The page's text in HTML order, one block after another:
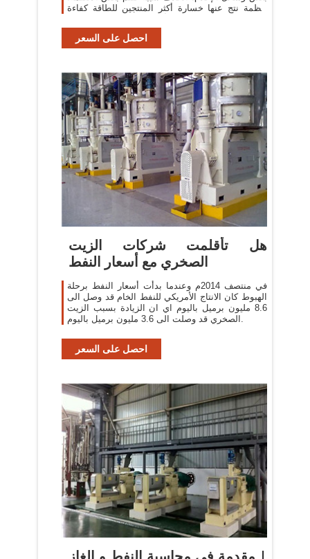
أنظمة نتج عنها خسارة أكثر المنتجين للطاقة كفاءة
احصل على السعر
هل تأقلمت شركات الزيت
الصخري مع أسعار النفط
في منتصف 2014م وعندما بدأت أسعار النفط برحلة
الهبوط كان الانتاج الأمريكي للنفط الخام قد وصل الى
8.6 مليون برميل باليوم اي ان الزيادة بسبب الزيت
الصخري قد وصلت الى 3.6 مليون برميل باليوم.
احصل على السعر